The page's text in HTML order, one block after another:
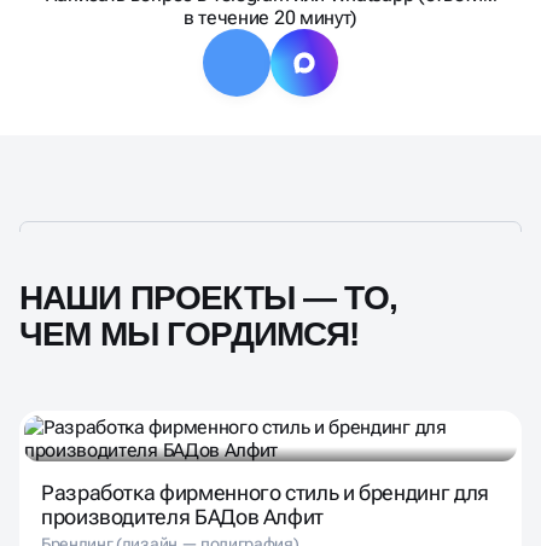
в течение 20 минут)
НАШИ ПРОЕКТЫ — ТО,
ЧЕМ МЫ ГОРДИМСЯ!
Разработка фирменного стиль и брендинг для
производителя БАДов Алфит